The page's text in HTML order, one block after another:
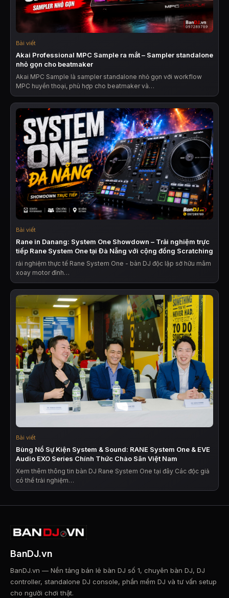
Bài viết
Akai Professional MPC Sample ra mắt – Sampler standalone
nhỏ gọn cho beatmaker
Akai MPC Sample là sampler standalone nhỏ gọn với workflow
MPC huyền thoại, phù hợp cho beatmaker và…
Bài viết
Rane in Danang: System One Showdown – Trải nghiệm trực
tiếp Rane System One tại Đà Nẵng với cộng đồng Scratching
rải nghiệm thực tế Rane System One - bàn DJ độc lập sở hữu mâm
xoay motor đỉnh…
Bài viết
Bùng Nổ Sự Kiện System & Sound: RANE System One & EVE
Audio EXO Series Chính Thức Chào Sân Việt Nam
Xem thêm thông tin bàn DJ Rane System One tại đây Các độc giả
có thể trải nghiệm…
BanDJ.vn
BanDJ.vn — Nền tảng bán lẻ bàn DJ số 1, chuyên bàn DJ, DJ
controller, standalone DJ console, phần mềm DJ và tư vấn setup
cho người chơi thật.